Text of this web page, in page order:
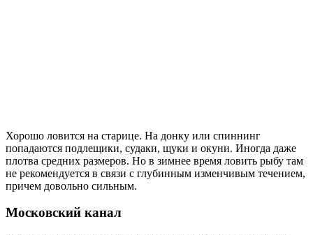
Хорошо ловится на старице. На донку или спиннинг
попадаются подлещики, судаки, щуки и окуни. Иногда даже
плотва средних размеров. Но в зимнее время ловить рыбу там
не рекомендуется в связи с глубинным изменчивым течением,
причем довольно сильным.
Московский канал